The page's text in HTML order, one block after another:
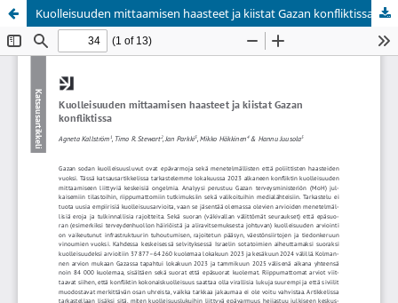
Kuolleisuuden mittaamisen haasteet ja kiistat Gazan konfliktissa
Palvelua ylläpitää